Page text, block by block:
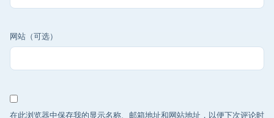
网站（可选）
在此浏览器中保存我的显示名称、邮箱地址和网站地址，以便下次评论时